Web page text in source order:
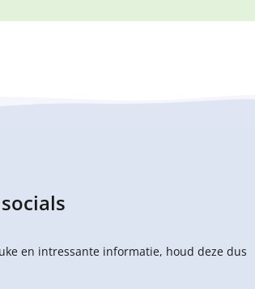
en intressante informatie, houd deze dus